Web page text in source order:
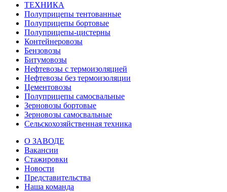
ТЕХНИКА
Полуприцепы тентованные
Полуприцепы бортовые
Полуприцепы-цистерны
Контейнеровозы
Бензовозы
Битумовозы
Нефтевозы с термоизоляцией
Нефтевозы без термоизоляции
Цементовозы
Полуприцепы самосвальные
Зерновозы бортовые
Зерновозы самосвальные
Сельскохозяйственная техника
О ЗАВОДЕ
Вакансии
Стажировки
Новости
Представительства
Наша команда